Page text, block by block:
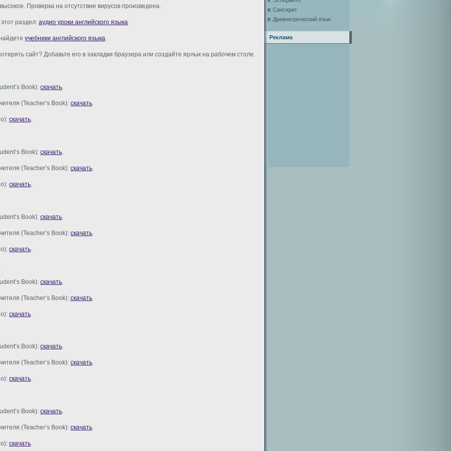
Проверка на отсутствие вирусов произведена.
раздел: аудио уроки английского языка.
учебники английского языка.
сайт? Добавьте его в закладки браузера или создайте ярлык на рабочем столе.
Book): скачать.
(Teacher’s Book): скачать.
скачать.
Book): скачать
(Teacher’s Book): скачать
скачать
Book): скачать
(Teacher’s Book): скачать
скачать
Book): скачать
(Teacher’s Book): скачать
скачать
Book): скачать.
(Teacher’s Book): скачать.
скачать.
Book): скачать.
(Teacher’s Book): скачать.
скачать.
Санскрит
Древнегреческий язык
Реклама